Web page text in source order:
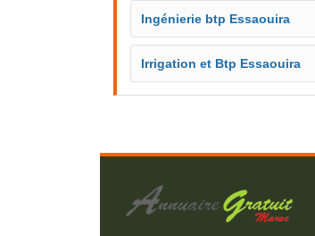
Ingénierie btp Essaouira
Irrigation et Btp Essaouira